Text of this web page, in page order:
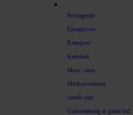
Beroligende
Energiboost
Kattegræs
Kattemalt
Mave / tarm
Mælkeerstatning
Sunde olier
Understøtning af gamle led